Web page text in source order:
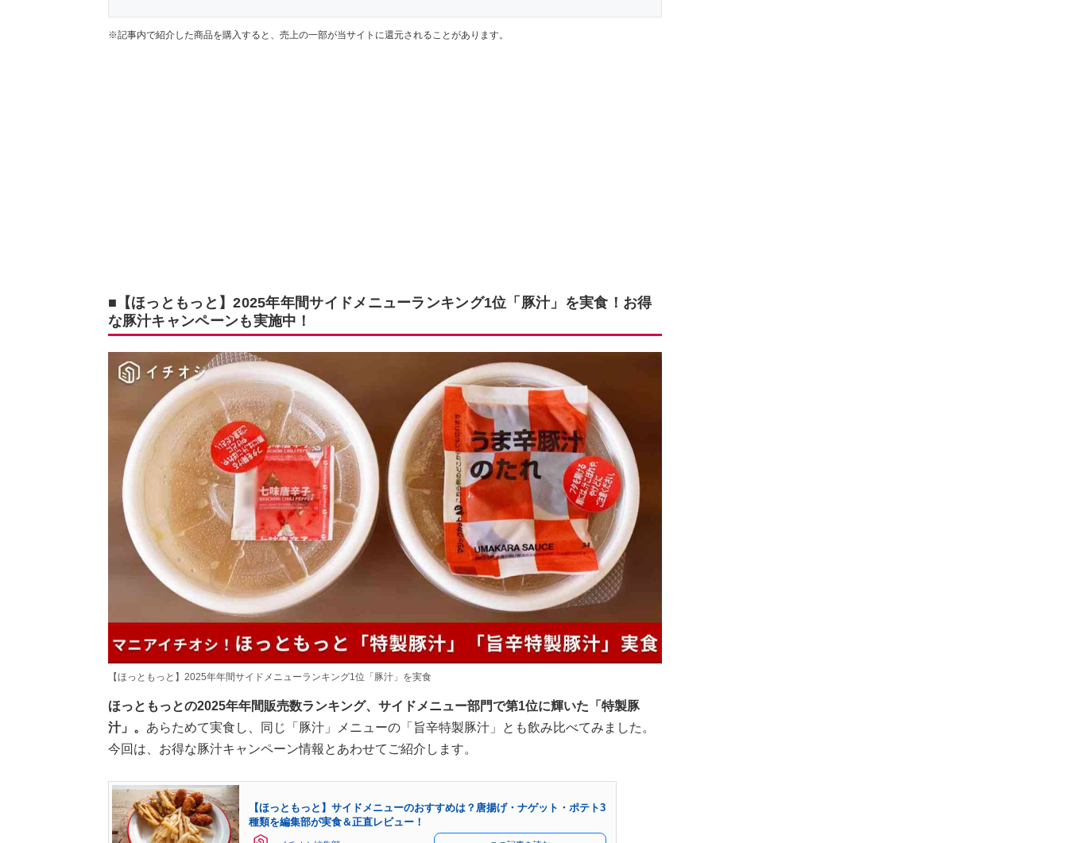
※記事内で紹介した商品を購入すると、売上の一部が当サイトに還元されることがあります。
■【ほっともっと】2025年年間サイドメニューランキング1位「豚汁」を実食！お得
な豚汁キャンペーンも実施中！
【ほっともっと】2025年年間サイドメニューランキング1位「豚汁」を実食
ほっともっとの2025年年間販売数ランキング、サイドメニュー部門で第1位に輝いた「特製豚
汁」。 あらためて実食し、同じ「豚汁」メニューの「旨辛特製豚汁」とも飲み比べてみました。
今回は、お得な豚汁キャンペーン情報とあわせてご紹介します。
【ほっともっと】サイドメニューのおすすめは？唐揚げ・ナゲット・ポテト3
種類を編集部が実食＆正直レビュー！